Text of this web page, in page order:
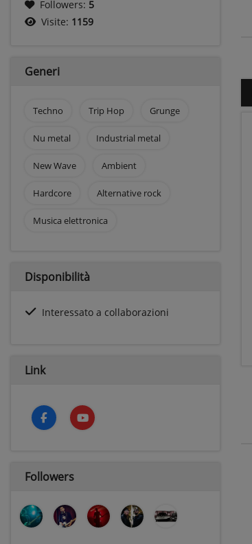
Followers: 5
Visite: 1159
Generi
Techno Trip Hop Grunge
Nu metal Industrial metal
New Wave Ambient
Hardcore Alternative rock
Musica elettronica
Disponibilità
Interessato a collaborazioni
Link
Followers